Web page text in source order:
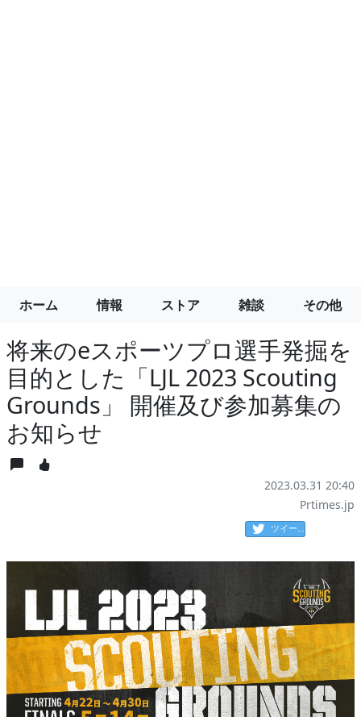
ホーム 情報 ストア 雑談 その他
将来のeスポーツプロ選手発掘を
目的とした「LJL 2023 Scouting
Grounds」 開催及び参加募集の
お知らせ
2023.03.31 20:40
Prtimes.jp
ツイート